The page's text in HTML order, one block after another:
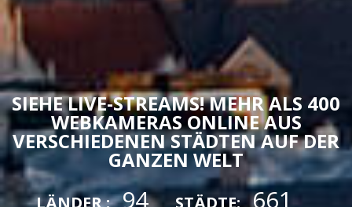
SIEHE LIVE-STREAMS! MEHR ALS 400
WEBKAMERAS ONLINE AUS
VERSCHIEDENEN STÄDTEN AUF DER
GANZEN WELT
LÄNDER : 94 STÄDTE: 661